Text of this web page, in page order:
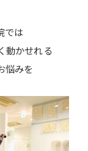
では
動かせれる
悩みを